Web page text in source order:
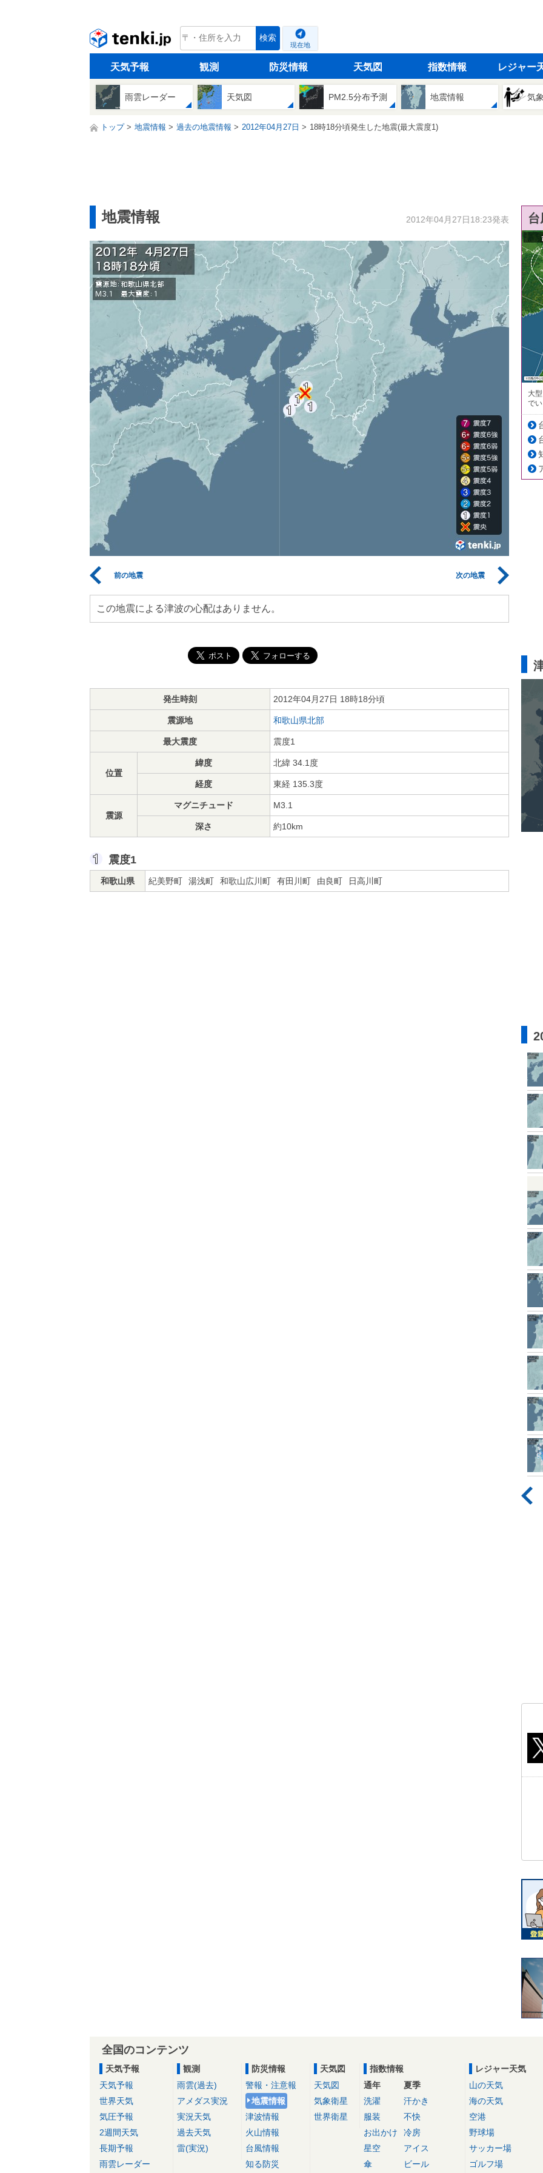
tenki.jp 検索
現在地
天気予報 観測 防災情報 天気図 指数情報 レジャー
雨雲レーダー 天気図 PM2.5分布予測 地震情報 気
トップ 地震情報 過去の地震情報 2012年04月27日 18時18分頃発生した地震(最大震度1)
地震情報 2012年04月27日18:23発表
前の地震 次の地震
この地震による津波の心配はありません。
発生時刻 2012年04月27日 18時18分頃
震源地 和歌山県北部
最大震度 震度1
位置
緯度 北緯 34.1度
経度 東経 135.3度
震源
マグニチュード M3.1
深さ 約10km
震度1
和歌山県 紀美野町 湯浅町 和歌山広川町 有田川町 由良町 日高川町
大
で
全国のコンテンツ
天気予報
天気予報
世界天気
気圧予報
2週間天気
長期予報
雨雲レーダー
観測
雨雲(過去)
アメダス実況
実況天気
過去天気
雷(実況)
防災情報
警報・注意報
地震情報
津波情報
火山情報
台風情報
知る防災
天気図
天気図
気象衛星
世界衛星
指数情報
通年
洗濯
服装
お出かけ
星空
傘
夏季
汗かき
不快
冷房
アイス
ビール
レジャー天気
山の天気
海の天気
空港
野球場
サッカー場
ゴルフ場